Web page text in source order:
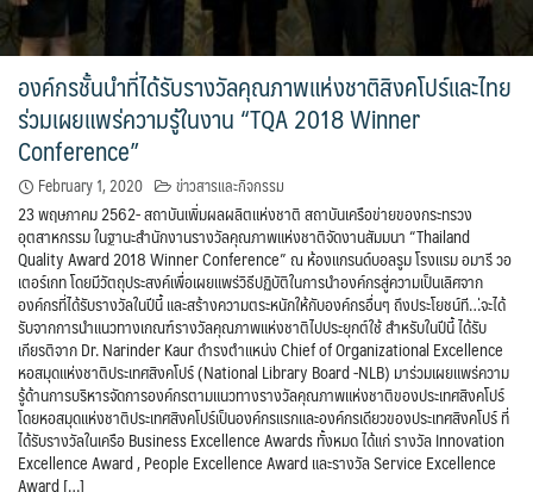
องค์กรชั้นนำที่ได้รับรางวัลคุณภาพแห่งชาติสิงคโปร์และไทย
ร่วมเผยแพร่ความรู้ในงาน “TQA 2018 Winner
Conference”
February 1, 2020 ข่าวสารและกิจกรรม
23 พฤษภาคม 2562- สถาบันเพิ่มผลผลิตแห่งชาติ สถาบันเครือข่ายของกระทรวง
อุตสาหกรรม ในฐานะสำนักงานรางวัลคุณภาพแห่งชาติจัดงานสัมมนา “Thailand
Quality Award 2018 Winner Conference” ณ ห้องแกรนด์บอลรูม โรงแรม อมารี วอ
เตอร์เกท โดยมีวัตถุประสงค์เพื่อเผยแพร่วิธีปฏิบัติในการนำองค์กรสู่ความเป็นเลิศจาก
องค์กรที่ได้รับรางวัลในปีนี้ และสร้างความตระหนักให้กับองค์กรอื่นๆ ถึงประโยชน์ที…่จะได้
รับจากการนำแนวทางเกณฑ์รางวัลคุณภาพแห่งชาติไปประยุกต์ใช้ สำหรับในปีนี้ ได้รับ
เกียรติจาก Dr. Narinder Kaur ดำรงตำแหน่ง Chief of Organizational Excellence
หอสมุดแห่งชาติประเทศสิงคโปร์ (National Library Board -NLB) มาร่วมเผยแพร่ความ
รู้ด้านการบริหารจัดการองค์กรตามแนวทางรางวัลคุณภาพแห่งชาติของประเทศสิงคโปร์
โดยหอสมุดแห่งชาติประเทศสิงคโปร์เป็นองค์กรแรกและองค์กรเดียวของประเทศสิงคโปร์ ที่
ได้รับรางวัลในเครือ Business Excellence Awards ทั้งหมด ได้แก่ รางวัล Innovation
Excellence Award , People Excellence Award และรางวัล Service Excellence
Award […]